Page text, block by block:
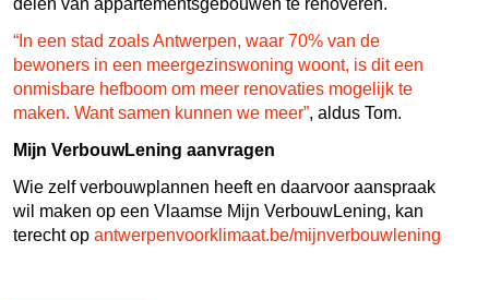
“In een stad zoals Antwerpen, waar 70% van de
bewoners in een meergezinswoning woont, is dit een
onmisbare hefboom om meer renovaties mogelijk te
maken. Want samen kunnen we meer”, aldus Tom.
Mijn VerbouwLening aanvragen
Wie zelf verbouwplannen heeft en daarvoor aanspraak
wil maken op een Vlaamse Mijn VerbouwLening, kan
terecht op antwerpenvoorklimaat.be/mijnverbouwlening